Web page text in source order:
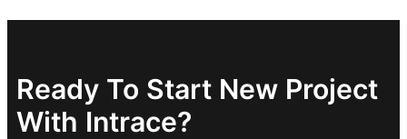
Ready To Start New Project
With Intrace?